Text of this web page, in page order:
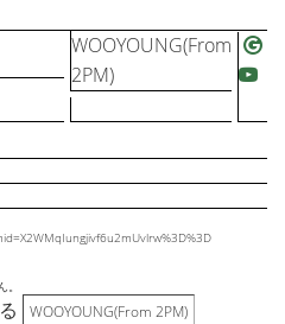
WOOYOUNG(From
2PM)
WOOYOUNG(From 2PM)